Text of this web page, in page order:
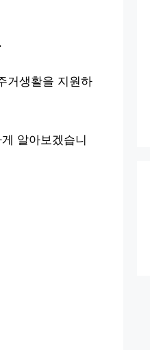
거생활을 지원하
알아보겠습니